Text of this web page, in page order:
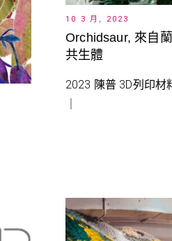
10 3 月, 2023
Orchidsaur, 來自
共生體
2023 陳普 3D列印材